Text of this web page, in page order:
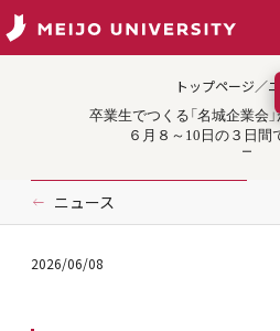
トップページ／ニ
卒業生でつくる「名城企業会
６月８～10日の３日間
ニュース
2026/06/08